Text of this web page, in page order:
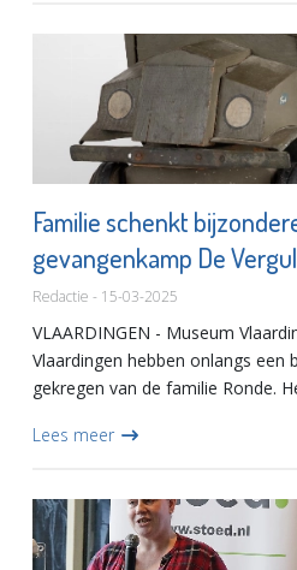
Familie schenkt
gevangenkamp De
Redactie - 15-03-2025
VLAARDINGEN - Museum
Vlaardingen hebben onlangs een
gekregen van de familie Ronde.
over het dagelijkse...
Lees meer